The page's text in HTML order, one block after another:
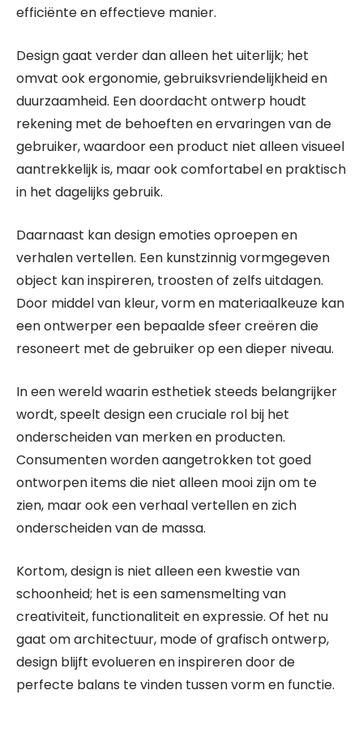
efficiënte en effectieve manier.
Design gaat verder dan alleen het uiterlijk; het
omvat ook ergonomie, gebruiksvriendelijkheid en
duurzaamheid. Een doordacht ontwerp houdt
rekening met de behoeften en ervaringen van de
gebruiker, waardoor een product niet alleen visueel
aantrekkelijk is, maar ook comfortabel en praktisch
in het dagelijks gebruik.
Daarnaast kan design emoties oproepen en
verhalen vertellen. Een kunstzinnig vormgegeven
object kan inspireren, troosten of zelfs uitdagen.
Door middel van kleur, vorm en materiaalkeuze kan
een ontwerper een bepaalde sfeer creëren die
resoneert met de gebruiker op een dieper niveau.
In een wereld waarin esthetiek steeds belangrijker
wordt, speelt design een cruciale rol bij het
onderscheiden van merken en producten.
Consumenten worden aangetrokken tot goed
ontworpen items die niet alleen mooi zijn om te
zien, maar ook een verhaal vertellen en zich
onderscheiden van de massa.
Kortom, design is niet alleen een kwestie van
schoonheid; het is een samensmelting van
creativiteit, functionaliteit en expressie. Of het nu
gaat om architectuur, mode of grafisch ontwerp,
design blijft evolueren en inspireren door de
perfecte balans te vinden tussen vorm en functie.